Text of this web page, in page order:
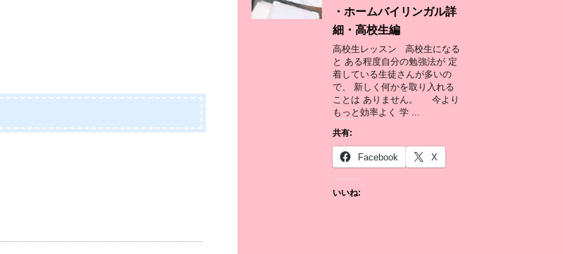
・ホームバイリンガル詳
細・高校生編
高校生レッスン 高校生になる
と ある程度自分の勉強法が 定
着している生徒さんが多いの
で、 新しく何かを取り入れる
ことは ありません。 今より
もっと効率よく 学 ...
共有:
Facebook X
いいね: